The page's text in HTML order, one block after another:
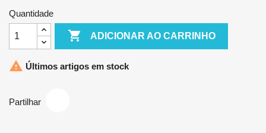
Quantidade
 ADICIONAR AO CARRINHO
 Últimos artigos em stock
Partilhar